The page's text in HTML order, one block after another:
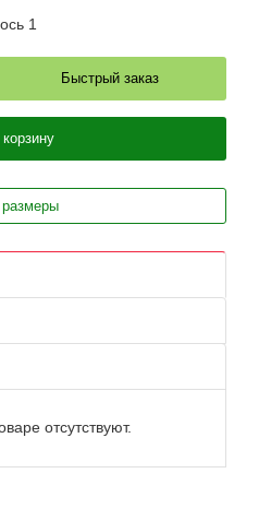
1
Быстрый заказ
отсутствуют.